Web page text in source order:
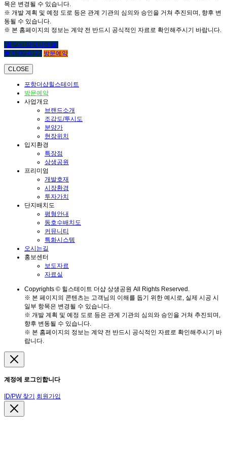
목은 변경될 수 있습니다.
※ 개발 계획 및 예정 도로 등은 관계 기관의 심의와 승인을 거쳐 추진되며, 향후 변
동될 수 있습니다.
※ 본 홈페이지의 정보는 계약 전 반드시 공식적인 자료로 확인해주시기 바랍니다.
(클릭시 상담사연결)
☎ 1800-6127 방문예약
CLOSE
포항더샵힐스테이트
방문예약
사업개요
브랜드소개
조감도/투시도
분양가
현장위치
입지환경
특장점
상생공원
프리미엄
개발호재
시장환경
투자가치
단지배치도
평형안내
동호수배치도
커뮤니티
특화시스템
오시는길
홍보센터
보도자료
자료실
Copyrights © 힐스테이트 더샵 상생공원 All Rights Reserved.
※ 본 페이지의 콘텐츠는 고객님의 이해를 돕기 위한 예시로, 실제 시공 시
일부 항목은 변경될 수 있습니다.
※ 개발 계획 및 예정 도로 등은 관계 기관의 심의와 승인을 거쳐 추진되며,
향후 변동될 수 있습니다.
※ 본 홈페이지의 정보는 계약 전 반드시 공식적인 자료로 확인해주시기 바
랍니다.
계정에 로그인합니다
ID/PW 찾기 회원가입